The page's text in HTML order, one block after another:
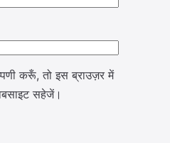
करूँ, तो इस ब्राउज़र में
सहेजें।